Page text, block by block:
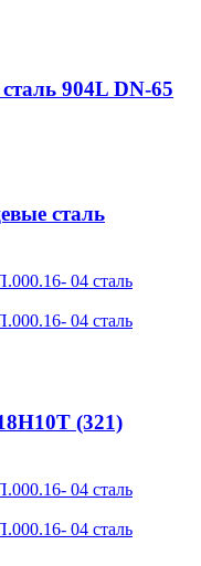
904L DN-65
сталь
(321)